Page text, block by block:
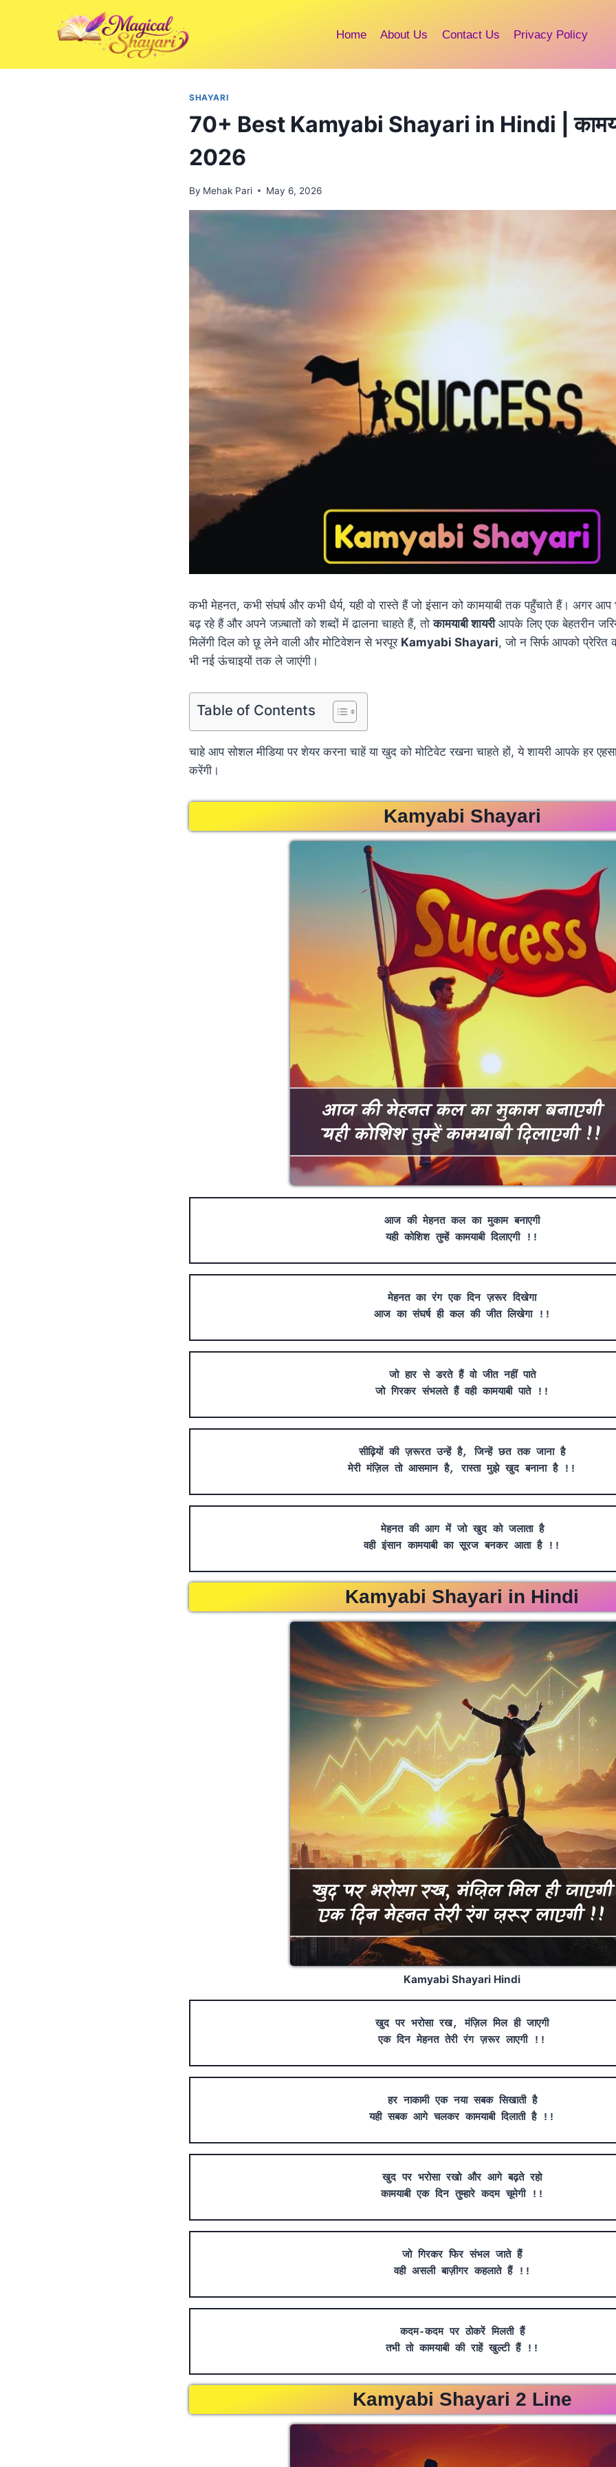
Home About Us Contact Us Privacy Policy
SHAYARI
70+ Best Kamyabi Shayari in Hindi |
2026
By Mehak Pari May 6, 2026
कभी मेहनत, कभी संघर्ष और कभी धैर्य, यही वो रास्ते हैं जो इंसान को कामयाबी तक पहुँचाते हैं। अगर
बढ़ रहे हैं और अपने जज़्बातों को शब्दों में ढालना चाहते हैं, तोकामयाबी शायरीआपके लिए एक बेहतरीन
मिलेंगी दिल को छू लेने वाली और मोटिवेशन से भरपूर Kamyabi Shayari, जो न सिर्फ आपको
भी नई ऊंचाइयों तक ले जाएंगी।
Table of Contents
चाहे आप सोशल मीडिया पर शेयर करना चाहें या खुद को मोटिवेट रखना चाहते हों, ये शायरी आपके हर
करेंगी।
Kamyabi Shayari
आज की मेहनत कल का मुकाम बनाएगी
यही कोशिश तुम्हें कामयाबी दिलाएगी !!
मेहनत का रंग एक दिन ज़रूर दिखेगा
आज का संघर्ष ही कल की जीत लिखेगा !!
जो हार से डरते हैं वो जीत नहीं पाते
जो गिरकर संभलते हैं वही कामयाबी पाते !!
सीढ़ियों की ज़रूरत उन्हें है, जिन्हें छत तक जाना है
मेरी मंज़िल तो आसमान है, रास्ता मुझे खुद बनाना है !!
मेहनत की आग में जो खुद को जलाता है
वही इंसान कामयाबी का सूरज बनकर आता है !!
Kamyabi Shayari in Hindi
Kamyabi Shayari Hindi
खुद पर भरोसा रख, मंज़िल मिल ही जाएगी
एक दिन मेहनत तेरी रंग ज़रूर लाएगी !!
हर नाकामी एक नया सबक सिखाती है
यही सबक आगे चलकर कामयाबी दिलाती है !!
खुद पर भरोसा रखो और आगे बढ़ते रहो
कामयाबी एक दिन तुम्हारे कदम चूमेगी !!
जो गिरकर फिर संभल जाते हैं
वही असली बाज़ीगर कहलाते हैं !!
कदम-कदम पर ठोकरें मिलती हैं
तभी तो कामयाबी की राहें खुल्टी हैं !!
Kamyabi Shayari 2 Line